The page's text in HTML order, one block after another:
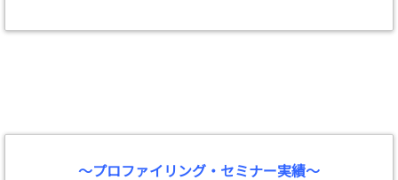
～プロファイリング・セミナー実績～